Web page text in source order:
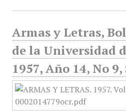
Armas y Letras,
de la Universidad
1957, Año 14, No